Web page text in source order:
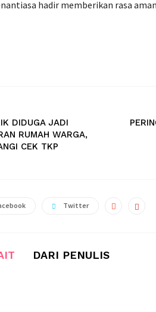
hadir memberikan rasa
DIDUGA JADI
RUMAH WARGA,
CEK TKP
Twitter
DARI PENULIS